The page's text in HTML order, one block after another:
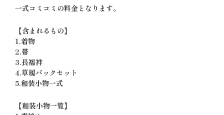
一式コミコミの料金となります。
【含まれるもの】
1.着物
2.帯
3.長襦袢
4.草履バックセット
5.和装小物一式
【和装小物一覧】